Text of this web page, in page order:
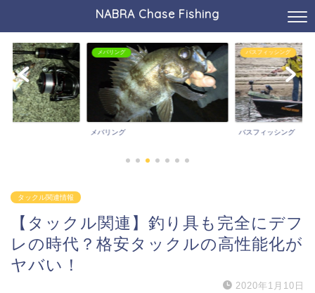
NABRA Chase Fishing
メバリング
メバリング
バスフィッシング
バスフィッシング
タックル関連情報
【タックル関連】釣り具も完全にデフ
レの時代？格安タックルの高性能化が
ヤバい！
2020年1月10日